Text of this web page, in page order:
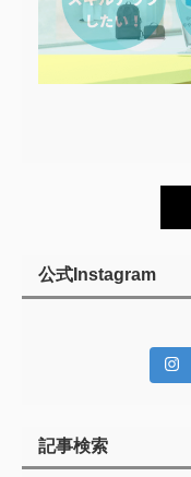
公式Instagram
記事検索